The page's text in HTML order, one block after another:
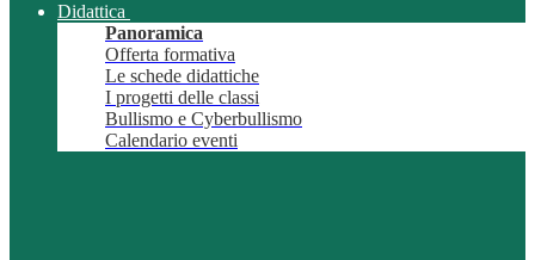
Didattica
Panoramica
Offerta formativa
Le schede didattiche
I progetti delle classi
Bullismo e Cyberbullismo
Calendario eventi